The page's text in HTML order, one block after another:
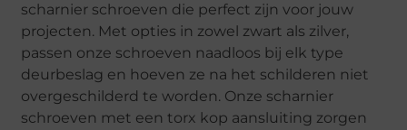
scharnier schroeven die perfect zijn voor jouw
projecten. Met opties in zowel zwart als zilver,
passen onze schroeven naadloos bij elk type
deurbeslag en hoeven ze na het schilderen niet
overgeschilderd te worden. Onze scharnier
schroeven met een torx kop aansluiting zorgen